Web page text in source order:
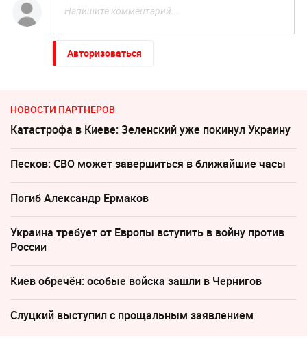
Авторизоваться
НОВОСТИ ПАРТНЕРОВ
Катастрофа в Киеве: Зеленский уже покинул Украину
Песков: СВО может завершиться в ближайшие часы
Погиб Александр Ермаков
Украина требует от Европы вступить в войну против
России
Киев обречён: особые войска зашли в Чернигов
Слуцкий выступил с прощальным заявлением